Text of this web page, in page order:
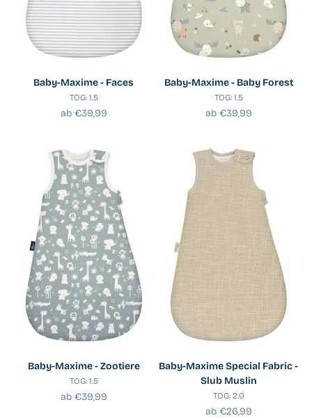
Baby-Maxime - Faces
TOG: 1.5
Angebot
ab €39,99
Baby-Maxime - Baby Forest
TOG: 1.5
Angebot
ab €39,99
Baby-Maxime - Zootiere
TOG: 1.5
Angebot
ab €39,99
Baby-Maxime Special Fabric -
Slub Muslin
TOG: 2.0
Angebot
ab €26,99